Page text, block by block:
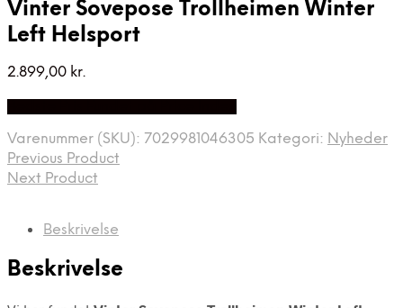
Vinter Sovepose Trollheimen Winter
Left Helsport
2.899,00 kr.
Varenummer (SKU): 7029981046305 Kategori: Nyheder
Previous Product
Next Product
Beskrivelse
Beskrivelse